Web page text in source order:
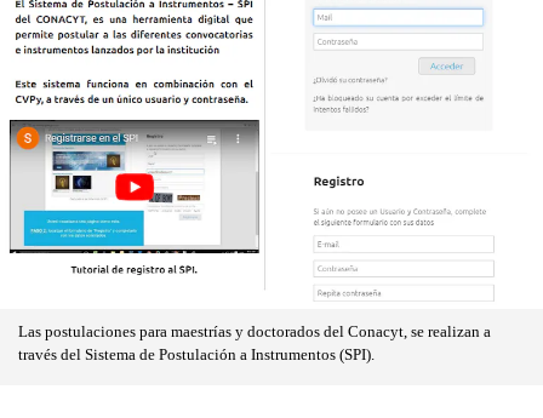
Las postulaciones para maestrías y doctorados del Conacyt, se realizan a
través del Sistema de Postulación a Instrumentos (SPI).